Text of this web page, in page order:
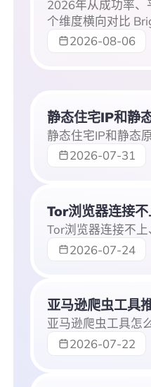
2026年从成功率、
个维度横向对比
IPdodo、
2026-08-06
2026-07-31
2026-07-24
2026-07-22